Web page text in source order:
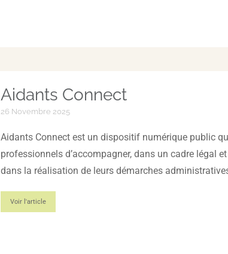
Aidants Connect
26 Novembre 2025
Aidants Connect est un dispositif numérique public
professionnels d’accompagner, dans un cadre légal
dans la réalisation de leurs démarches
Voir l'article